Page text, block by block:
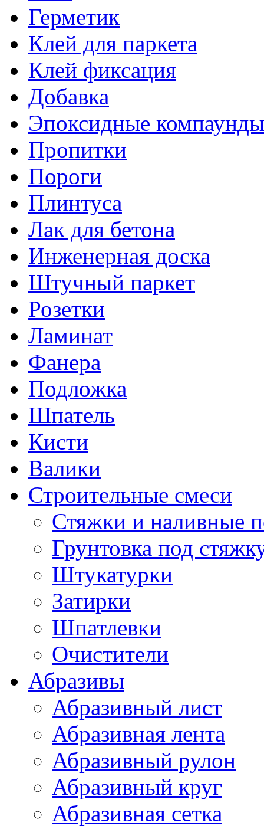
Герметик
Клей для паркета
Клей фиксация
Добавка
Эпоксидные компаунды
Пропитки
Пороги
Плинтуса
Лак для бетона
Инженерная доска
Штучный паркет
Розетки
Ламинат
Фанера
Подложка
Шпатель
Кисти
Валики
Строительные смеси
Стяжки и наливные
Грунтовка под
Штукатурки
Затирки
Шпатлевки
Очистители
Абразивы
Абразивный лист
Абразивная лента
Абразивный рулон
Абразивный круг
Абразивная сетка